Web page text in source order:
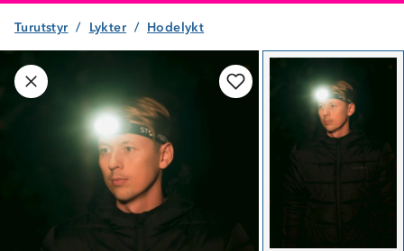
Produktet er lagt i handlekurven
Turutstyr Lykter Hodelykt